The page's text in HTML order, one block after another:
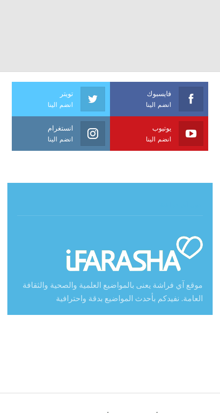
فايسبوك
انضم الينا
تويتر
انضم الينا
يوتيوب
انضم الينا
انستغرام
انضم الينا
موقع آي فراشة يعنى بالمواضيع العلمية والصحية والثقافة
العامة. نفيدكم بأحدث المواضيع بدقة واحترافية